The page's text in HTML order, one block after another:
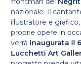
nazionale. Il
illustratore e
proprie opere in
verrà inaugurata il
Lucchetti Art